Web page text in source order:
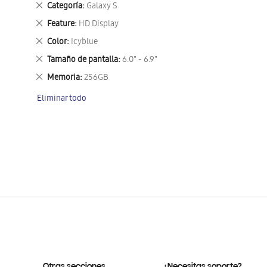
Categoría Galaxy S
Eliminar
este
artículo
Feature HD Display
Eliminar
este
artículo
Color Icyblue
Eliminar
este
artículo
Tamaño de pantalla 6.0" - 6.9"
Eliminar
este
artículo
Memoria 256GB
Eliminar
artículo
Eliminar todo